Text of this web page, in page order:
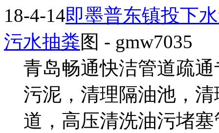
18-4-14即墨普东镇投下
污水抽粪图 - gmw7035
青岛畅通快洁管道疏
污泥，清理隔油池，
道，高压清洗油污堵